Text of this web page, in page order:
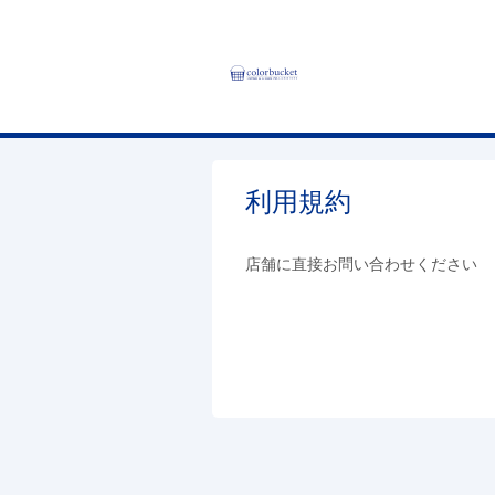
利用規約
店舗に直接お問い合わせください